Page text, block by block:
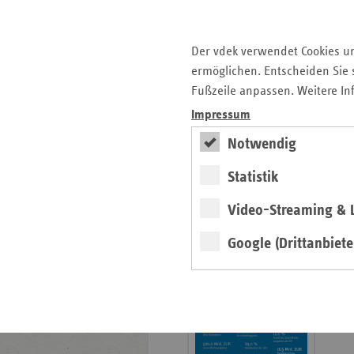
Der vdek verwendet Cookies
ermöglichen. Entscheiden
Fußzeile anpassen. Weitere
Impressum
Notwendig
Statistik
Video-Streaming &
Google
der Gesundheitskompetenz
Archiv
Jahresverzeichnisse
Impressum Magazin
Seitenleiste
weiteren
Basisdaten 2025/26
Broschüre